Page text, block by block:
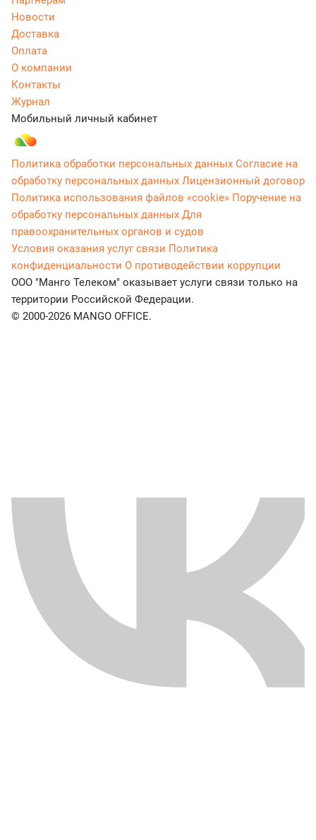
Новости
Доставка
Оплата
О компании
Контакты
Журнал
Мобильный личный кабинет
Политика обработки персональных данных Согласие на
обработку персональных данных Лицензионный договор
Политика использования файлов «cookie» Поручение на
обработку персональных данных Для
правоохранительных органов и судов
Условия оказания услуг связи Политика
конфиденциальности О противодействии коррупции
ООО "Манго Телеком" оказывает услуги связи только на
территории Российской Федерации.
© 2000-2026 MANGO OFFICE.